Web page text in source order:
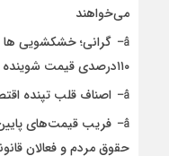
می‌خواهند
گرانی؛ خشکشویی‌ ها
۱۱۰درصدی قیمت شوینده کاهش۴۰درصدی تقاضا
اصناف قلب تپنده
فریب قیمت‌های
حقوق مردم و فعالان